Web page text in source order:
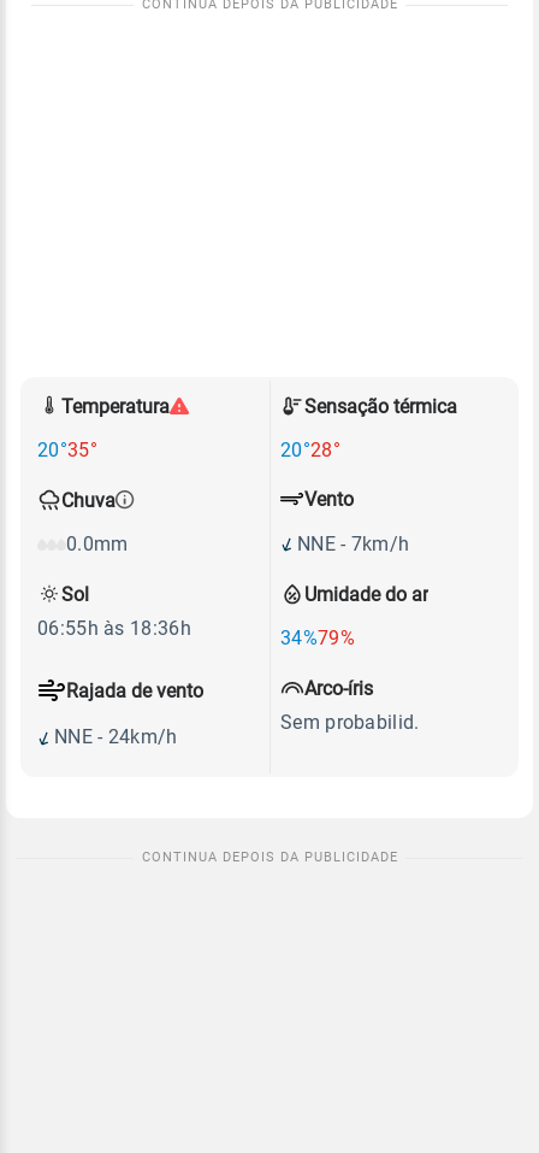
Temperatura
20°35°
Sensação térmica
20°28°
Chuva
0.0mm
Umidade do ar
34%79%
Vento
NNE - 7km/h
Rajada de vento
NNE - 24km/h
Sol
06:55h às 18:36h
Arco-íris
Sem probabilid.